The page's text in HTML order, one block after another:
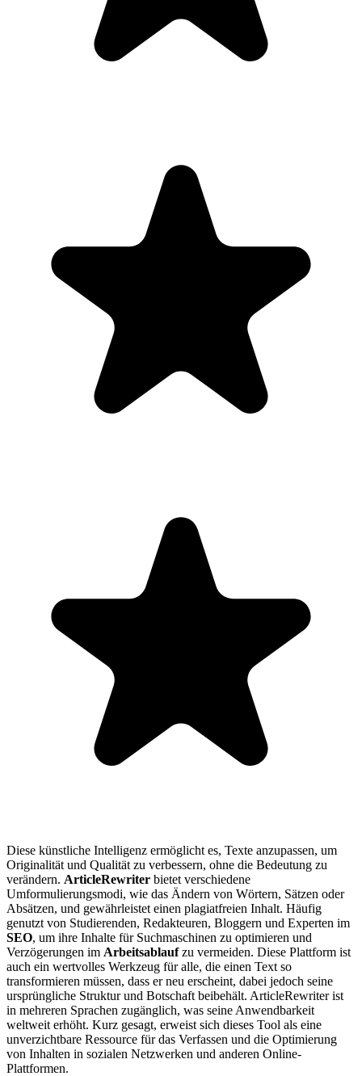
Diese künstliche Intelligenz ermöglicht es, Texte anzupassen, um
Originalität und Qualität zu verbessern, ohne die Bedeutung zu
verändern. ArticleRewriter bietet verschiedene
Umformulierungsmodi, wie das Ändern von Wörtern, Sätzen oder
Absätzen, und gewährleistet einen plagiatfreien Inhalt. Häufig
genutzt von Studierenden, Redakteuren, Bloggern und Experten im
SEO, um ihre Inhalte für Suchmaschinen zu optimieren und
Verzögerungen im Arbeitsablaufzu vermeiden. Diese Plattform ist
auch ein wertvolles Werkzeug für alle, die einen Text so
transformieren müssen, dass er neu erscheint, dabei jedoch seine
ursprüngliche Struktur und Botschaft beibehält. ArticleRewriter ist
in mehreren Sprachen zugänglich, was seine Anwendbarkeit
weltweit erhöht. Kurz gesagt, erweist sich dieses Tool als eine
unverzichtbare Ressource für das Verfassen und die Optimierung
von Inhalten in sozialen Netzwerken und anderen Online-
Plattformen.